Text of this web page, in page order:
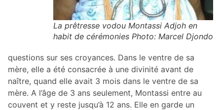
La prêtresse vodou Montassi Adjoh en
habit de cérémonies Photo: Marcel Djondo
questions sur ses croyances. Dans le ventre de sa
mère, elle a été consacrée à une divinité avant de
naître, quand elle avait 3 mois dans le ventre de sa
mère. A l’âge de 3 ans seulement, Montassi entre au
couvent et y reste jusqu’à 12 ans. Elle en garde un